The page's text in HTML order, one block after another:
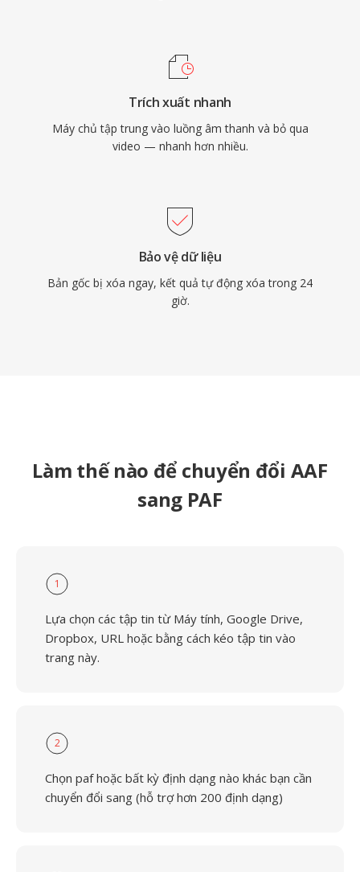
Trích xuất nhanh
Máy chủ tập trung vào luồng âm thanh và bỏ qua
video — nhanh hơn nhiều.
Bảo vệ dữ liệu
Bản gốc bị xóa ngay, kết quả tự động xóa trong 24
giờ.
Làm thế nào để chuyển đổi AAF
sang PAF
1
Lựa chọn các tập tin từ Máy tính, Google Drive,
Dropbox, URL hoặc bằng cách kéo tập tin vào
trang này.
2
Chọn paf hoặc bất kỳ định dạng nào khác bạn cần
chuyển đổi sang (hỗ trợ hơn 200 định dạng)